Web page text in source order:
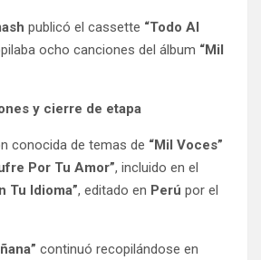
publicó el cassette “Todo Al
ocho canciones del álbum “Mil
y cierre de etapa
conocida de temas de “Mil Voces”
Por Tu Amor”, incluido en el
Tu Idioma”, editado en Perú por el
continuó recopilándose en